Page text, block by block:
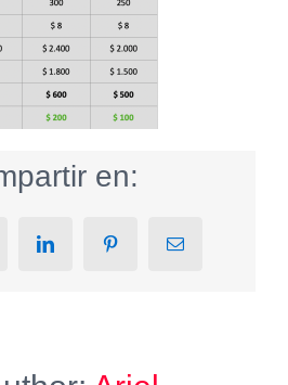
en:
LinkedInPinterest Email